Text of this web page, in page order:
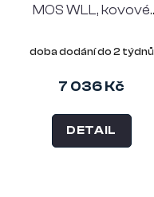
MOS WLL, kovové
látkový potah
doba dodání do 2 týdnů
7 036 Kč
DETAIL